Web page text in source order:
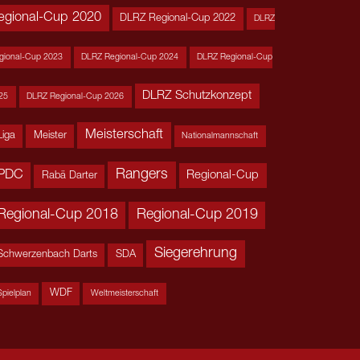
Cup 2020 DLRZ Regional-Cup 2022 DLRZ
Cup 2023 DLRZ Regional-Cup 2024 DLRZ Regional-Cup
DLRZ Regional-Cup 2026 DLRZ Schutzkonzept
Meister Meisterschaft Nationalmannschaft
Rabä Darter Rangers Regional-Cup
Cup 2018 Regional-Cup 2019
Darts SDA Siegerehrung
WDF Weltmeisterschaft